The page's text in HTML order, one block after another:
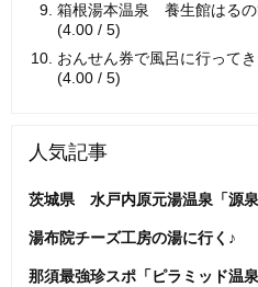
箱根湯本温泉 養生館はるの
(4.00 / 5)
おんせん券で風呂に行って
(4.00 / 5)
人気記事
茨城県 水戸内原元湯温泉「源泉
湯布院チーズ工房の湯に行く♪
那須最強珍スポ「ピラミッド温